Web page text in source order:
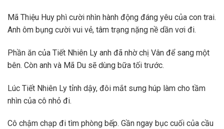
Mã Thiệu Huy phì cười nhìn hành động đáng yêu của con trai.
Anh ôm bụng cười vui vẻ, tâm trạng nặng nề dần vơi đi.
Phần ăn của Tiết Nhiên Ly anh đã nhờ chị Vân để sang một
bên. Còn anh và Mã Du sẽ dùng bữa tối trước.
Lúc Tiết Nhiên Ly tỉnh dậy, đôi mắt sưng húp làm cho tầm
nhìn của cô nhỏ đi.
Cô chậm chạp đi tìm phòng bếp. Gần ngay bục cuối của cầu